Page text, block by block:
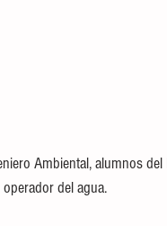
Ambiental, alumnos
del agua.